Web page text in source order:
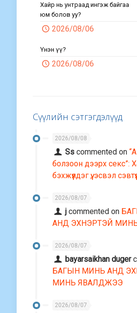
Хайр нь унтраад ингэж байгаа
юм болов уу?
2026/08/06
Үнэн үү?
2026/08/06
Сүүлийн сэтгэгдэлүүд
2026/08/08
Ss commented on
болзоон дээрх секс”:
бэхжүүлдэг үү, эсвэл
2026/08/07
j commented on
АНД ЭХНЭРТЭЙ
2026/08/07
bayarsaikhan duger
БАГЫН МИНЬ АНД
МИНЬ ЯВАЛДЖЭЭ
2026/08/07